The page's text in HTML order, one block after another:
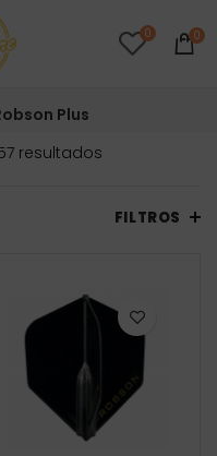
0 0
Plus
resultados
bajo
FILTROS